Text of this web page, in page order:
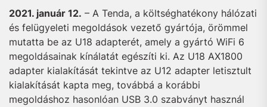
2021. január 12. – A Tenda, a költséghatékony hálózati
és felügyeleti megoldások vezető gyártója, örömmel
mutatta be az U18 adapterét, amely a gyártó WiFi 6
megoldásainak kínálatát egészíti ki. Az U18 AX1800
adapter kialakítását tekintve az U12 adapter letisztult
kialakítását kapta meg, továbbá a korábbi
megoldáshoz hasonlóan USB 3.0 szabványt használ